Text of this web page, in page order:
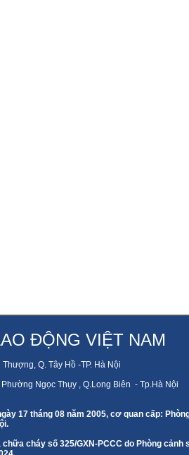
ĐỘNG VIỆT NAM
Q. Tây Hồ -TP. Hà Nội
Ngọc Thụy , Q.Long Biên - Tp.Hà Nội
17 tháng 08 năm 2005, cơ quan cấp:
cháy số 325/GXN-PCCC do Phòng cảnh